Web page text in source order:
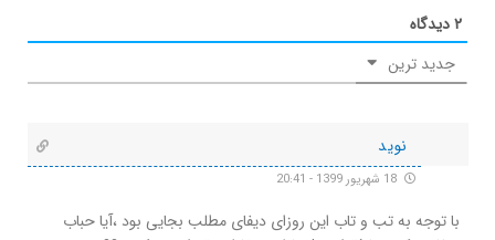
۲دیدگاه
جدید ترین
نوید
با توجه به تب و تاب این روزای دیفای مطلب بجایی بود ،آیا حباب